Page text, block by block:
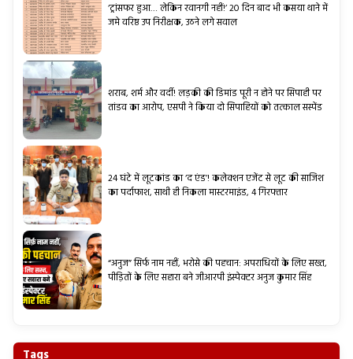
‘ट्रांसफर हुआ… लेकिन रवानगी नहीं!’ 20 दिन बाद भी कसया थाने में
जमे वरिष्ठ उप निरीक्षक, उठने लगे सवाल
शराब, शर्म और वर्दी! लड़की की डिमांड पूरी न होने पर सिपाही पर
तांडव का आरोप, एसपी ने किया दो सिपाहियों को तत्काल सस्पेंड
24 घंटे में लूटकांड का ‘द एंड’! कलेक्शन एजेंट से लूट की साजिश
का पर्दाफाश, साथी ही निकला मास्टरमाइंड, 4 गिरफ्तार
“अनुज” सिर्फ नाम नहीं, भरोसे की पहचान: अपराधियों के लिए सख्त,
पीड़ितों के लिए सहारा बने जीआरपी इंस्पेक्टर अनुज कुमार सिंह